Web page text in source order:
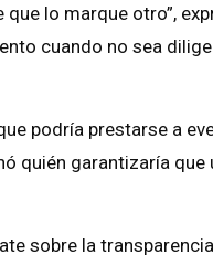
lo marque otro”,
cuando no sea
podría prestarse a
quién garantizaría que
sobre la